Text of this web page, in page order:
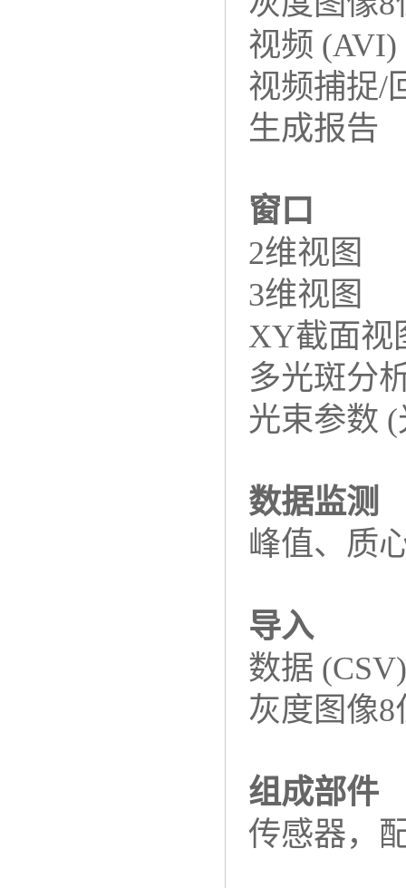
视频 (AVI)
视频捕捉/
生成报告
窗口
2维视图
3维视图
XY截面视
多光斑分
光束参数
数据监测
峰值、质
导入
数据 (CSV)
灰度图像8
组成部件
传感器，